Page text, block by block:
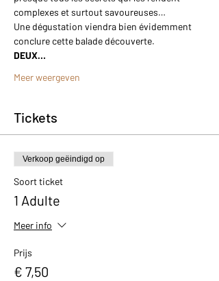
complexes et surtout savoureuses…
Une dégustation viendra bien évidemment
conclure cette balade découverte.
DEUX…
Meer weergeven
Tickets
Verkoop geëindigd op
Soort ticket
1 Adulte
Meer info
Prijs
€ 7,50